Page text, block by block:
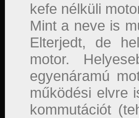
kefe nélküli
Mint a neve is
Elterjedt, de
motor.
egyenáramú
működési elvre
kommutációt